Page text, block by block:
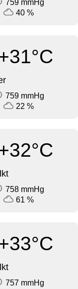
759 mmHg
40 %
759 mmHg
22 %
758 mmHg
61 %
757 mmHg